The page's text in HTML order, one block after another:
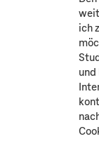
ich
und